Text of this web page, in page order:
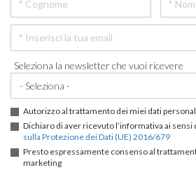
Seleziona la newsletter che vuoi ricevere
Autorizzo al trattamento dei miei dati
Dichiaro di aver ricevuto l’informativa ai sensi
sulla Protezione dei Dati (UE) 2016/679
Presto espressamente consenso al
marketing